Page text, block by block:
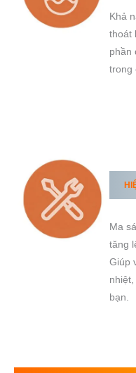
Khả
thoát
phần
trong
Ma
tăng
Giúp
bạn.